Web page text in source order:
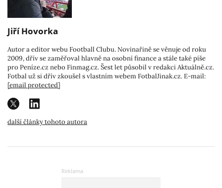
Jiří Hovorka
Autor a editor webu Football Clubu. Novinařině se věnuje od roku
2009, dřív se zaměřoval hlavně na osobní finance a stále také píše
pro Peníze.cz nebo Finmag.cz. Šest let působil v redakci Aktuálně.cz.
Fotbal už si dřív zkoušel s vlastním webem FotbalJinak.cz. E-mail:
[email protected]
další články tohoto autora